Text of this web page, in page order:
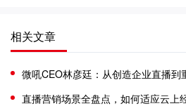
相关文章
微吼CEO林彦廷：从创造企业直播到
直播营销场景全盘点，如何适应云上